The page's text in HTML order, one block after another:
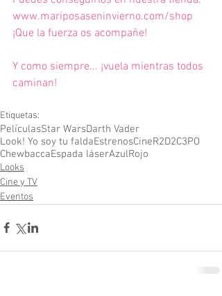
www.mariposaseninvierno.com/shop
¡Que la fuerza os acompañe!
Y como siempre... ¡vuela mientras todos
caminan!
Etiquetas:
PelículasStar WarsDarth Vader
Look! Yo soy tu faldaEstrenosCineR2D2C3PO
ChewbaccaEspada láserAzulRojo
Looks
Cine y TV
Eventos